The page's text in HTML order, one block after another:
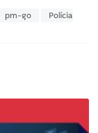
pm-go
Polícia